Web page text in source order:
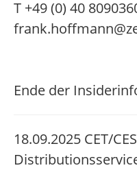
T +49 (0) 40
Ende der
18.09.2025 CET/